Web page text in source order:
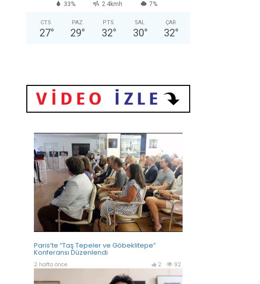
33% 2.4kmh 7%
CTS
27°
PAZ
29°
PTS
32°
SAL
30°
ÇAR
32°